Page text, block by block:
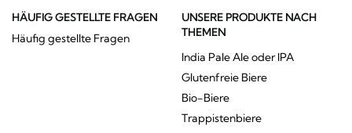
HÄUFIG GESTELLTE FRAGEN
Häufig gestellte Fragen
UNSERE PRODUKTE NACH
THEMEN
India Pale Ale oder IPA
Glutenfreie Biere
Bio-Biere
Trappistenbiere